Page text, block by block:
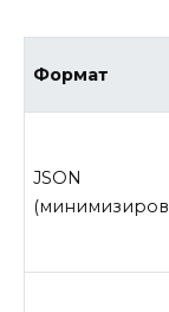
Формат
JSON